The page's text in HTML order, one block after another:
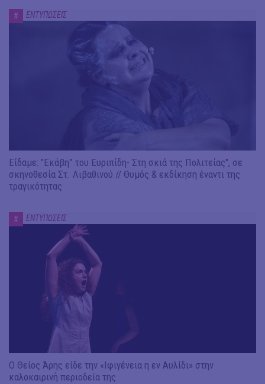
# ΕΝΤΥΠΩΣΕΙΣ
Είδαμε: "Εκάβη” του Ευριπίδη- Στη σκιά της Πολιτείας", σε
σκηνοθεσία Στ. Λιβαθινού // Θυμός & εκδίκηση έναντι της
τραγικότητας
# ΕΝΤΥΠΩΣΕΙΣ
Ο Θείος Άρης είδε την «Ιφιγένεια η εν Αυλίδι» στην
καλοκαιρινή περιοδεία της